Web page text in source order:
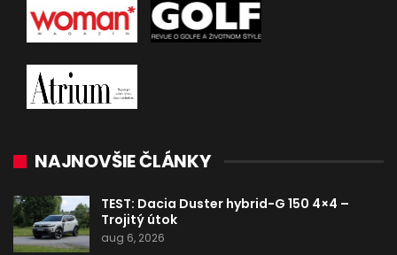
NAJNOVŠIE ČLÁNKY
TEST: Dacia Duster hybrid-G 150 4×4 –
Trojitý útok
aug 6, 2026